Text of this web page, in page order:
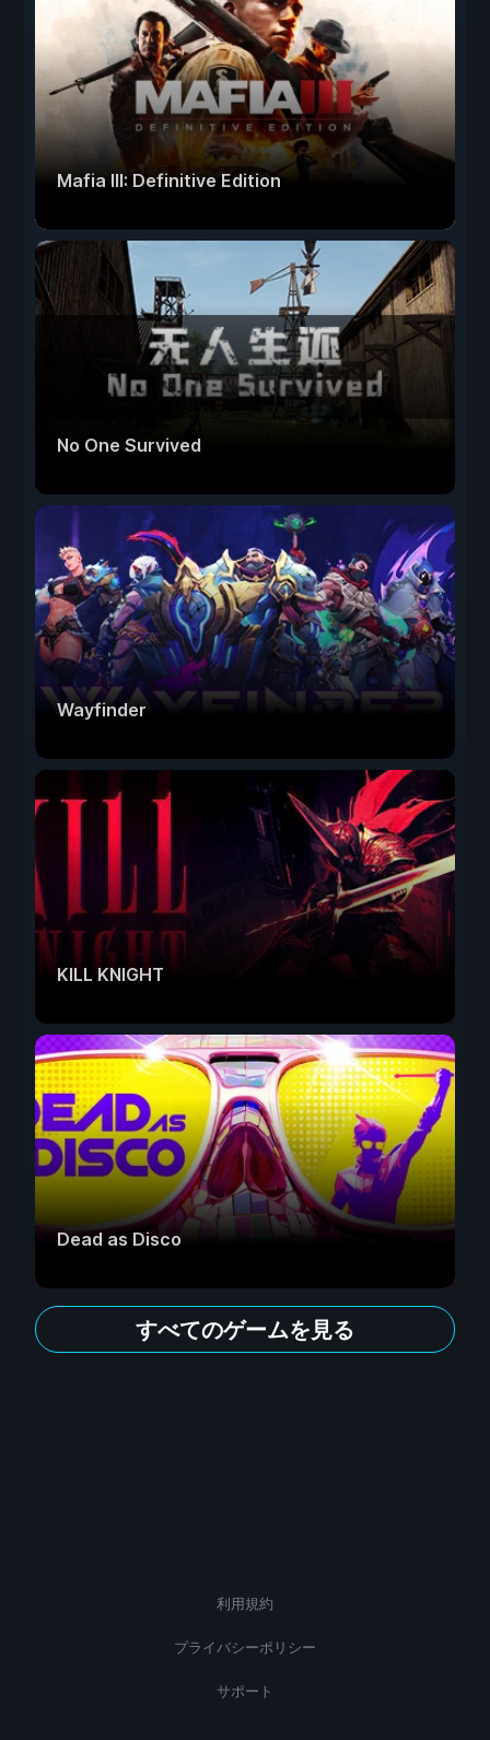
Mafia III: Definitive Edition
No One Survived
Wayfinder
KILL KNIGHT
Dead as Disco
すべてのゲームを見る
利用規約
プライバシーポリシー
サポート